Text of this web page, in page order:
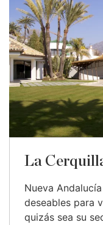
La
Nueva
deseables para
quizás sea su